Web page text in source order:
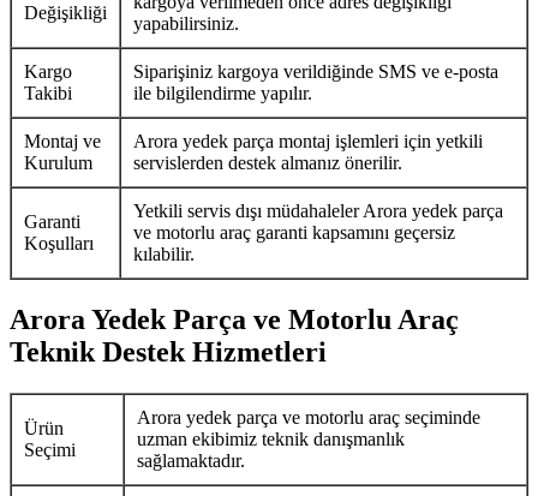
Değişikliği
yapabilirsiniz.
Kargo
Takibi
Siparişiniz kargoya verildiğinde SMS ve e-posta
ile bilgilendirme yapılır.
Montaj ve
Kurulum
Arora yedek parça montaj işlemleri için yetkili
servislerden destek almanız önerilir.
Garanti
Koşulları
Yetkili servis dışı müdahaleler Arora yedek parça
ve motorlu araç garanti kapsamını geçersiz
kılabilir.
Arora Yedek Parça ve Motorlu Araç
Teknik Destek Hizmetleri
Ürün
Seçimi
Arora yedek parça ve motorlu araç seçiminde
uzman ekibimiz teknik danışmanlık
sağlamaktadır.